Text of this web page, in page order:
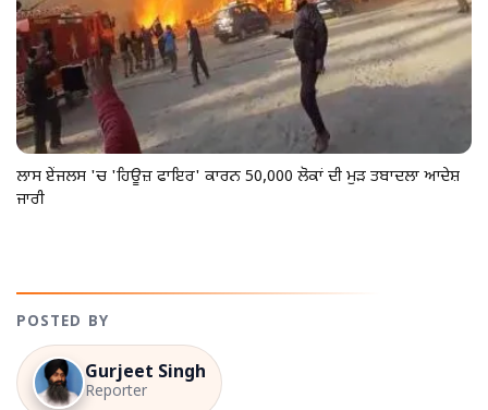
ਲਾਸ ਏਂਜਲਸ 'ਚ 'ਹਿਊਜ਼ ਫਾਇਰ' ਕਾਰਨ 50,000 ਲੋਕਾਂ ਦੀ ਮੁੜ ਤਬਾਦਲਾ ਆਦੇਸ਼
ਜਾਰੀ
POSTED BY
Gurjeet Singh
Reporter